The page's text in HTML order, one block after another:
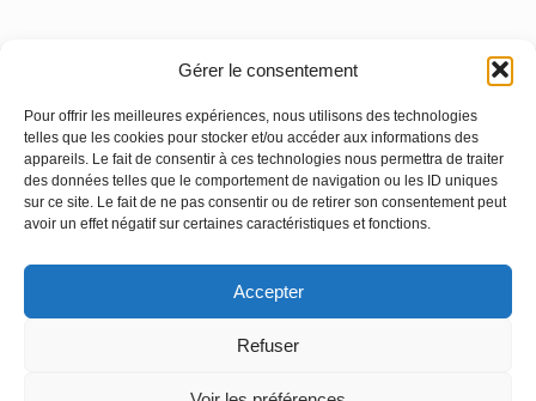
Gérer le consentement
Pour offrir les meilleures expériences, nous utilisons des technologies
telles que les cookies pour stocker et/ou accéder aux informations des
appareils. Le fait de consentir à ces technologies nous permettra de traiter
des données telles que le comportement de navigation ou les ID uniques
sur ce site. Le fait de ne pas consentir ou de retirer son consentement peut
avoir un effet négatif sur certaines caractéristiques et fonctions.
Accepter
Refuser
Aucun commentaire à afficher.
Principale
Linkedin Instagram